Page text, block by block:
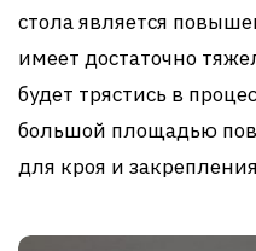
стола является
имеет достаточно
будет трястись в
большой площадью
для кроя и